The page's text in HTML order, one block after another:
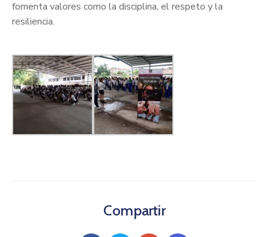
fomenta valores como la disciplina, el respeto y la
resiliencia.
Compartir